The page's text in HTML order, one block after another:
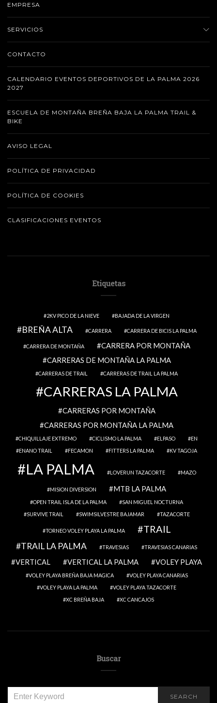
EMPRESA
SERVICIOS
CONTACTO
CALENDARIO EVENTOS DEPORTIVOS DE LA PALMA 2026
2027
ESCUELA DE MONTAÑA BREÑA BAJA LA PALMA TRAIL &
BIKE
AVISO LEGAL
POLÍTICA DE PRIVACIDAD
POLÍTICA DE COOKIES
CLASIFICACIONES EVENTOS
Etiquetas
2KV PICO DE LA NIEVE BAJADA DE LA VIRGEN
BREÑA ALTA CARRERA CARRERA DE BICIS LA PALMA
CARRERA DE MONTAÑA
CARRERA POR MONTAÑA
CARRERAS DE MONTAÑA LA PALMA
CARRERAS DE TRAIL CARRERAS DE TRAIL LA PALMA
CARRERAS LA PALMA
CARRERAS POR MONTAÑA
CARRERAS POR MONTAÑA LA PALMA
CHIQUILLAJE EXTREMO CICLISMO LA PALMA ELPASO
EN
ENANO TRAIL
FECAMON FITTERS LA PALMA KV TAGOJA
LA PALMA LOVERUN TAZACORTE MAZO
MISION DIVERSION MTB LA PALMA
OPEN TRAIL ISLA DE LA PALMA
SAN MIGUEL NOCTURNA
SURVIVE TRAIL
SWIMSILVESTRE BAJAMAR TAZACORTE
TORNEO VOLEY PLAYA LA PALMA TRAIL
TRAIL LA PALMA TRAVESIAS TRAVESIAS CANARIAS
VERTICAL VERTICAL LA PALMA VOLEY PLAYA
VOLEY PLAYA BREÑA BAJA MAGICA
VOLEY PLAYA CANARIAS
VOLEY PLAYA LA PALMA
VOLEY PLAYA TAZACORTE
XC BREÑA BAJA
XC CANCAJOS
Buscar
FOR:
SEARCH